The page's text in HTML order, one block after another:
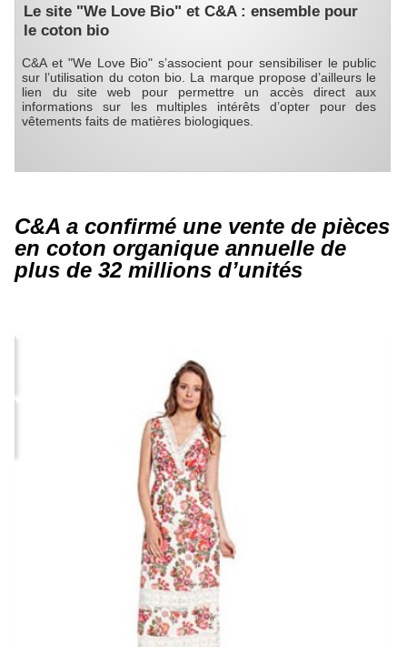
Le site "We Love Bio" et C&A : ensemble pour
le coton bio
C&A et "We Love Bio" s’associent pour sensibiliser le public
sur l’utilisation du coton bio. La marque propose d’ailleurs le
lien du site web pour permettre un accès direct aux
informations sur les multiples intérêts d’opter pour des
vêtements faits de matières biologiques.
C&A a confirmé une vente de pièces
en coton organique annuelle de
plus de 32 millions d’unités